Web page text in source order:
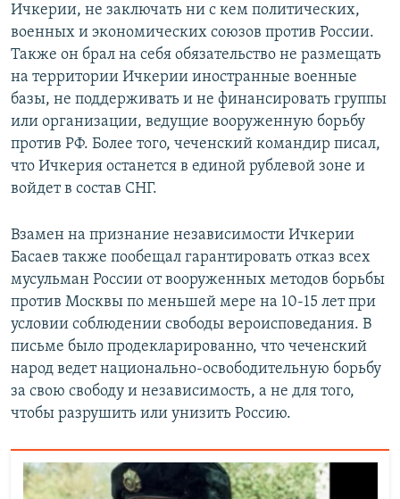
Ичкерии, не заключать ни с кем политических,
военных и экономических союзов против России.
Также он брал на себя обязательство не размещать
на территории Ичкерии иностранные военные
базы, не поддерживать и не финансировать группы
или организации, ведущие вооруженную борьбу
против РФ. Более того, чеченский командир писал,
что Ичкерия останется в единой рублевой зоне и
войдет в состав СНГ.
Взамен на признание независимости Ичкерии
Басаев также пообещал гарантировать отказ всех
мусульман России от вооруженных методов борьбы
против Москвы по меньшей мере на 10-15 лет при
условии соблюдении свободы вероисповедания. В
письме было продекларированно, что чеченский
народ ведет национально-освободительную борьбу
за свою свободу и независимость, а не для того,
чтобы разрушить или унизить Россию.